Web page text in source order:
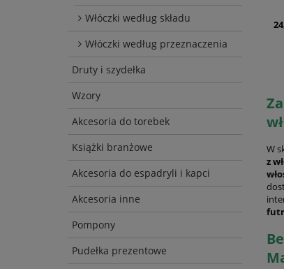
Włóczki według składu
Włóczki według przeznaczenia
Druty i szydełka
Wzory
Akcesoria do torebek
Książki branżowe
Akcesoria do espadryli i kapci
Akcesoria inne
Pompony
Pudełka prezentowe
24,00 zł
W
z